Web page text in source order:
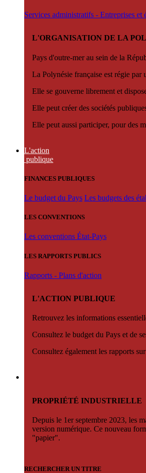
Services administratifs - Entreprises
L'ORGANISATION DE LA
Pays d'outre-mer au sein de la
La Polynésie française est régie par
Elle se gouverne librement et
Elle peut créer des sociétés
Elle peut aussi participer, pour des
L'action
publique
FINANCES PUBLIQUES
Le budget du Pays Les budgets des
LES CONVENTIONS
Les conventions État-Pays
LES RAPPORTS PUBLICS
Rapports - Plans d'action
L'ACTION PUBLIQUE
Retrouvez les informations
Consultez le budget du Pays et de
Consultez également les rapports
PROPRIÉTÉ INDUSTRIELLE
Depuis le 1er septembre 2023, les
version numérique. Ce nouveau
"papier".
RECHERCHER UN TITRE